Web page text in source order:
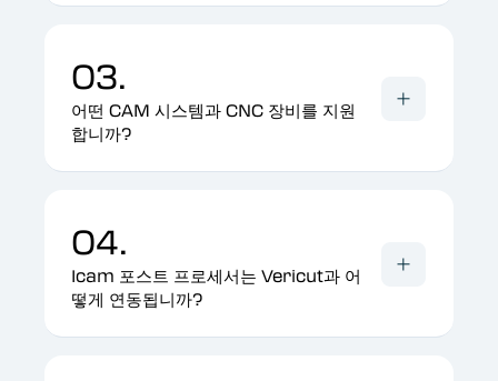
03.
어떤 CAM 시스템과 CNC 장비를 지원
합니까?
04.
Icam 포스트 프로세서는 Vericut과 어
떻게 연동됩니까?